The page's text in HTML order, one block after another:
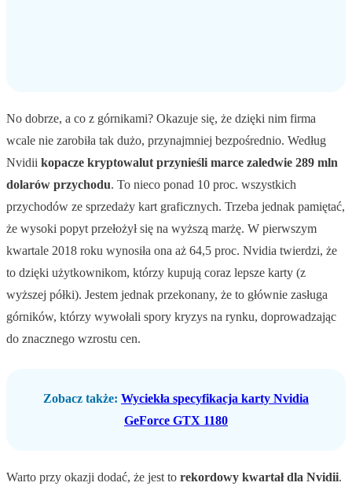
No dobrze, a co z górnikami? Okazuje się, że dzięki nim firma
wcale nie zarobiła tak dużo, przynajmniej bezpośrednio. Według
Nvidii kopacze kryptowalut przynieśli marce zaledwie 289 mln
dolarów przychodu. To nieco ponad 10 proc. wszystkich
przychodów ze sprzedaży kart graficznych. Trzeba jednak pamiętać,
że wysoki popyt przełożył się na wyższą marżę. W pierwszym
kwartale 2018 roku wynosiła ona aż 64,5 proc. Nvidia twierdzi, że
to dzięki użytkownikom, którzy kupują coraz lepsze karty (z
wyższej półki). Jestem jednak przekonany, że to głównie zasługa
górników, którzy wywołali spory kryzys na rynku, doprowadzając
do znacznego wzrostu cen.
Zobacz także: Wyciekła specyfikacja karty Nvidia
GeForce GTX 1180
Warto przy okazji dodać, że jest to rekordowy kwartał dla Nvidii.